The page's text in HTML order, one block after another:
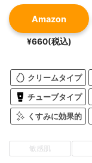
Amazon
¥660(税込)
クリームタイプ
チューブタイプ
くすみに効果的
敏感肌